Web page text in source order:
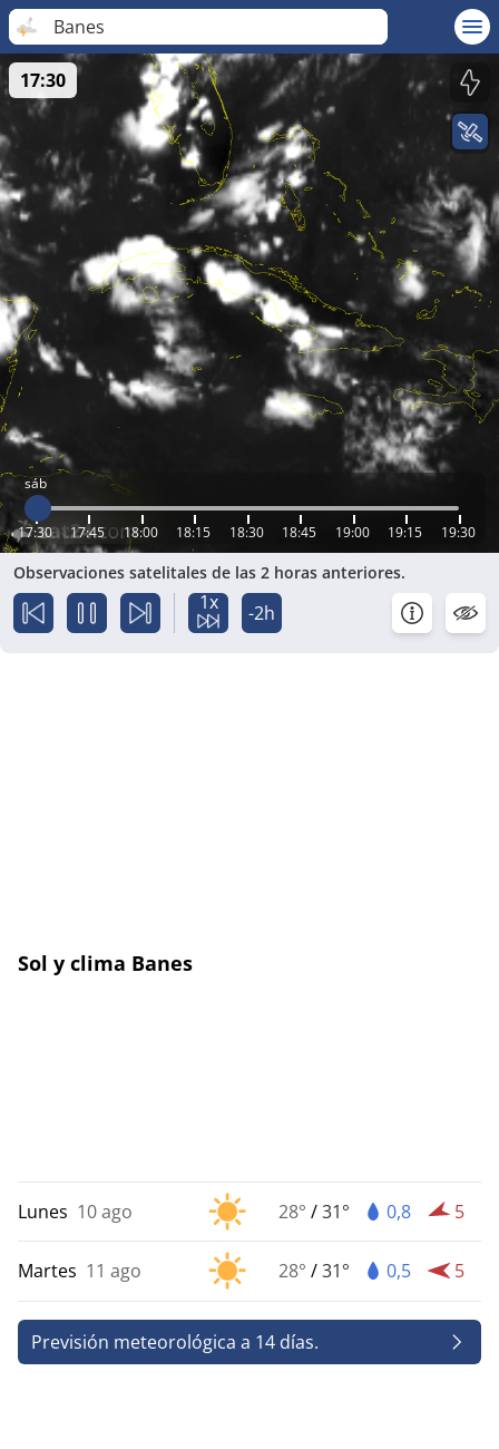
Banes
sáb
17:30 17:45 18:00 18:15 18:30 18:45 19:00 19:15 19:30
17:30
Observaciones satelitales de las 2 horas anteriores.
1x -2h
Sol y clima Banes
Lunes 10 ago 28° /31° 0,8 5
Martes 11 ago 28° /31° 0,5 5
Previsión meteorológica a 14 días.